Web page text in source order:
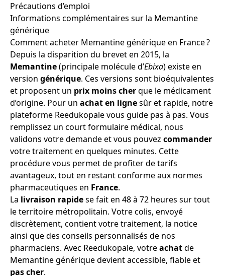
Précautions d’emploi
Informations complémentaires sur la Memantine
générique
Comment acheter Memantine générique en France ?
Depuis la disparition du brevet en 2015, la
Memantine(principale molécule d’Ebixa) existe en
version générique. Ces versions sont bioéquivalentes
et proposent un prix moins cherque le médicament
d’origine. Pour un achaten lignesûr et rapide, notre
plateforme Reedukopale vous guide pas à pas. Vous
remplissez un court formulaire médical, nous
validons votre demande et vous pouvez commander
votre traitement en quelques minutes. Cette
procédure vous permet de profiter de tarifs
avantageux, tout en restant conforme aux normes
pharmaceutiques en France.
La livraison rapidese fait en 48 à 72 heures sur tout
le territoire métropolitain. Votre colis, envoyé
discrètement, contient votre traitement, la notice
ainsi que des conseils personnalisés de nos
pharmaciens. Avec Reedukopale, votreachatde
Memantine générique devient accessible, fiable et
pas cher.